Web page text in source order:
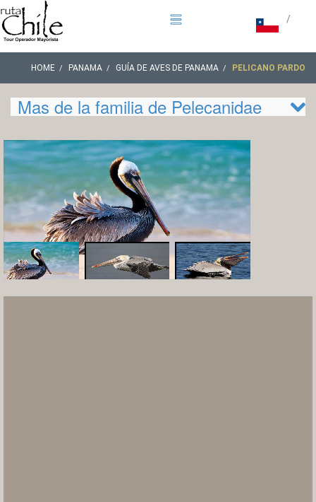
/
HOME PANAMA GUÍA DE AVES DE PANAMA PELICANO PARDO
Mas de la familia de Pelecanidae